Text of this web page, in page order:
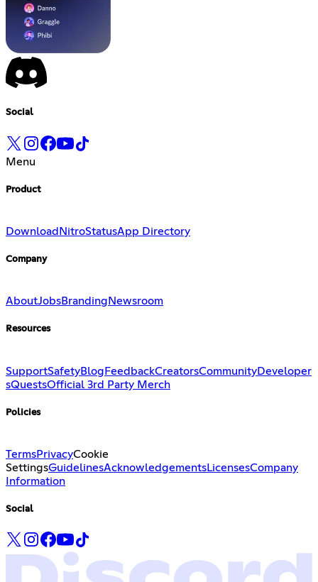
Social
Menu
Product
Download NitroStatusApp Directory
Company
AboutJobsBranding Newsroom
Resources
SupportSafetyBlogFeedbackCreatorsCommunityDeveloper
sQuestsOfficial 3rd Party Merch
Policies
TermsPrivacyCookie
SettingsGuidelinesAcknowledgementsLicensesCompany
Information
Social